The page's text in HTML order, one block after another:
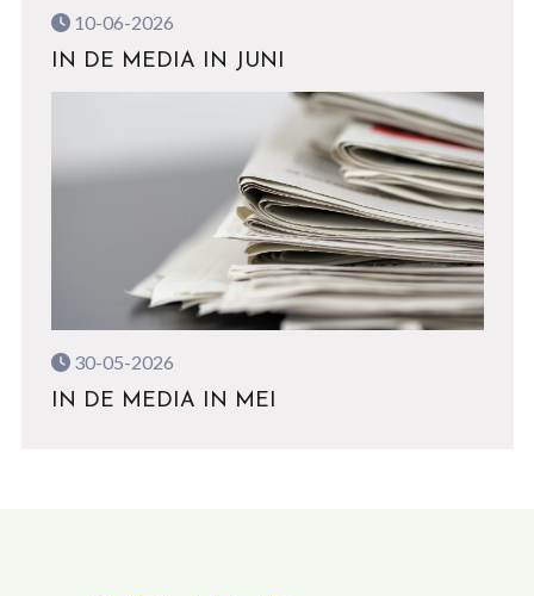
10-06-2026
IN DE MEDIA IN JUNI
30-05-2026
IN DE MEDIA IN MEI